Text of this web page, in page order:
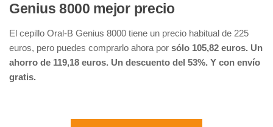
Genius 8000 mejor precio
El cepillo Oral-B Genius 8000 tiene un precio habitual de 225
euros, pero puedes comprarlo ahora por sólo 105,82 euros. Un
ahorro de 119,18 euros. Un descuento del 53%. Y con envío
gratis.